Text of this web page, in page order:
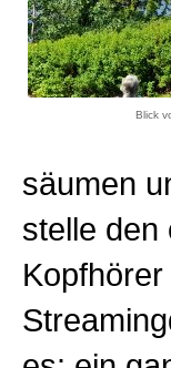
Blick
säumen
stelle den